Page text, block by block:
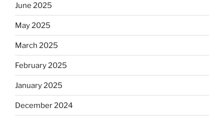
June 2025
May 2025
March 2025
February 2025
January 2025
December 2024